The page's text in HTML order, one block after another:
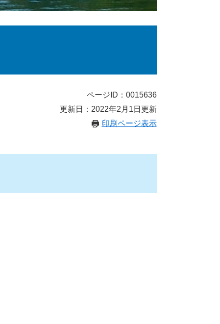
ページID：0015636
更新日：2022年2月1日更新
印刷ページ表示